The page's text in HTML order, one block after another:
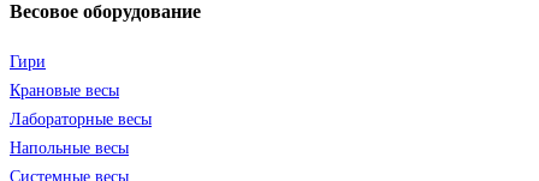
Весовое оборудование
Гири
Крановые весы
Лабораторные весы
Напольные весы
Системные весы